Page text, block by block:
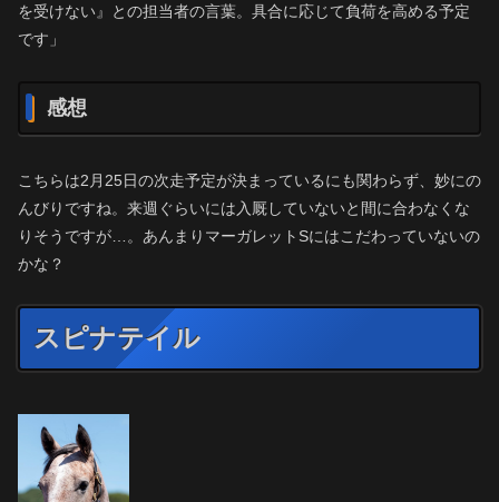
を受けない』との担当者の言葉。具合に応じて負荷を高める予定
です」
感想
こちらは2月25日の次走予定が決まっているにも関わらず、妙にの
んびりですね。来週ぐらいには入厩していないと間に合わなくな
りそうですが…。あんまりマーガレットSにはこだわっていないの
かな？
スピナテイル